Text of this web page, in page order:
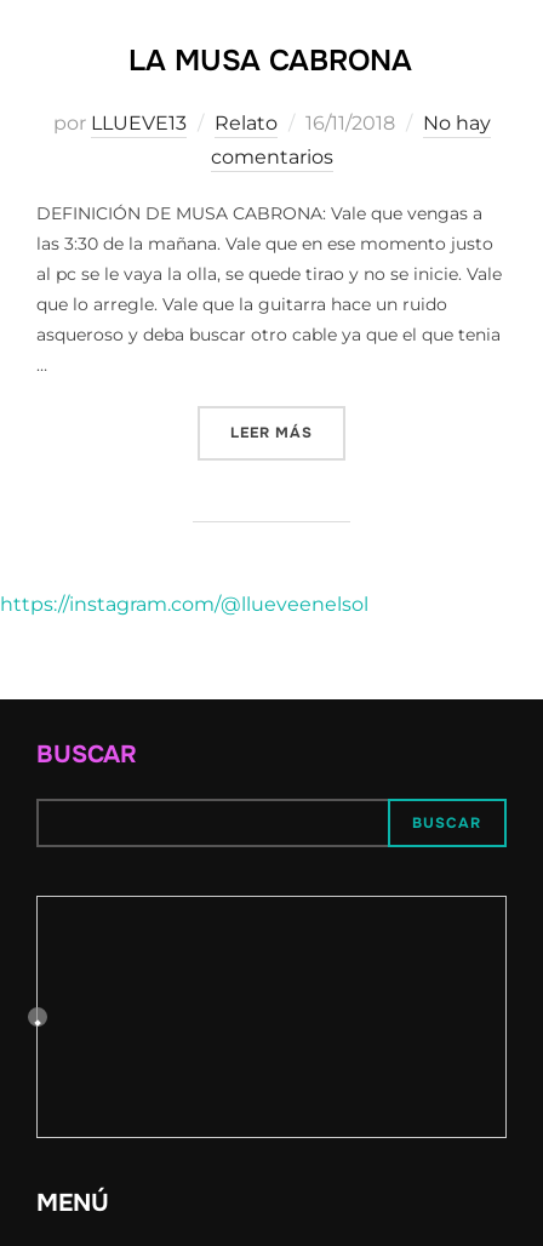
LA MUSA CABRONA
por LLUEVE13 Relato
Publicado
el
16/11/2018
No hay
comentarios
DEFINICIÓN DE MUSA CABRONA: Vale que vengas a
las 3:30 de la mañana. Vale que en ese momento justo
al pc se le vaya la olla, se quede tirao y no se inicie. Vale
que lo arregle. Vale que la guitarra hace un ruido
asqueroso y deba buscar otro cable ya que el que tenia
…
LEER MÁS
https://instagram.com/@llueveenelsol
BUSCAR
BUSCAR
MENÚ